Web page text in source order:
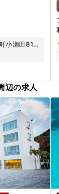
鹿児島県熊毛郡屋久島町小瀬田812-33
の求人